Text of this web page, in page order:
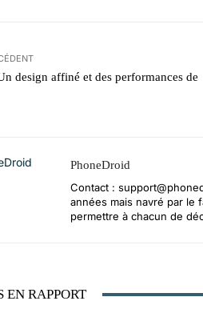
design affiné et des performances de
PhoneDroid
Contact :
années mais navré par le
permettre à chacun de
EN RAPPORT